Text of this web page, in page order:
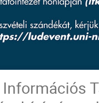
Információs